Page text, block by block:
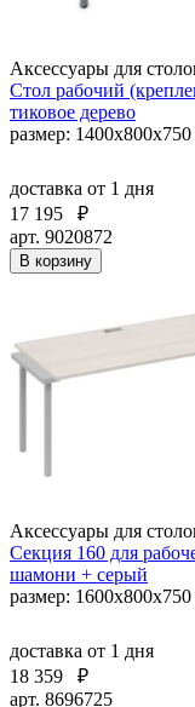
Аксессуары для
Стол рабочий
тиковое дерево
размер:
доставка от 1 дня
17 195
₽
арт. 9020872
В корзину
Аксессуары для
Секция 160 для
шамони + серый
размер:
доставка от 1 дня
18 359
₽
арт. 8696725